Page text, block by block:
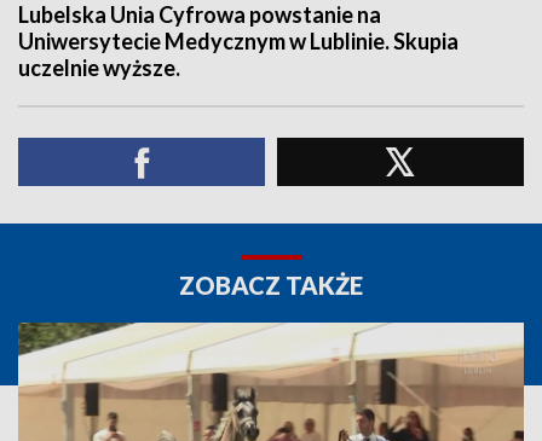
Lubelska Unia Cyfrowa powstanie na
Uniwersytecie Medycznym w Lublinie. Skupia
uczelnie wyższe.
ZOBACZ TAKŻE